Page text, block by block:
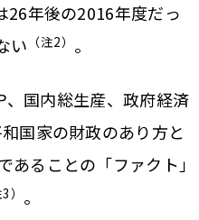
26年後の2016年度だっ
い （注2） 。
国内総生産、政府経済
国家の財政のあり方と
ることの「ファクト」
） 。